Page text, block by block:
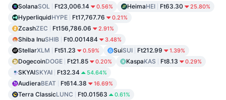
SolanaSOL Ft23,006.14 0.56% HeimaHEI Ft63.30 25.80%
HyperliquidHYPE Ft17,767.76 0.21%
ZcashZEC Ft156,786.06 2.91%
Shiba InuSHIB Ft0.001484 3.48%
StellarXLM Ft51.23 0.59% SuiSUI Ft212.99 1.39%
DogecoinDOGE Ft21.85 0.20% KaspaKAS Ft8.13 0.29%
SKYAISKYAI Ft32.34 54.64%
AudieraBEAT Ft614.38 16.69%
Terra ClassicLUNC Ft0.01563 0.61%